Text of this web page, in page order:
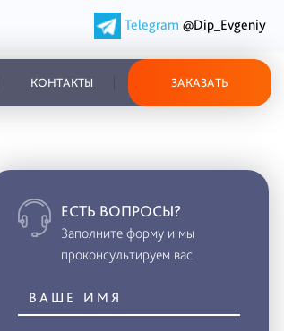
Telegram @Dip_Evgeniy
КОНТАКТЫ ЗАКАЗАТЬ
ЕСТЬ ВОПРОСЫ?
Заполните форму и мы
проконсультируем вас